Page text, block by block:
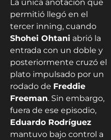
La única anotación que
permitió llegó en el
tercer inning, cuando
Shohei Ohtani abrió la
entrada con un doble y
posteriormente cruzó el
plato impulsado por un
rodado de Freddie
Freeman. Sin embargo,
fuera de ese episodio,
Eduardo Rodríguez
mantuvo bajo control a